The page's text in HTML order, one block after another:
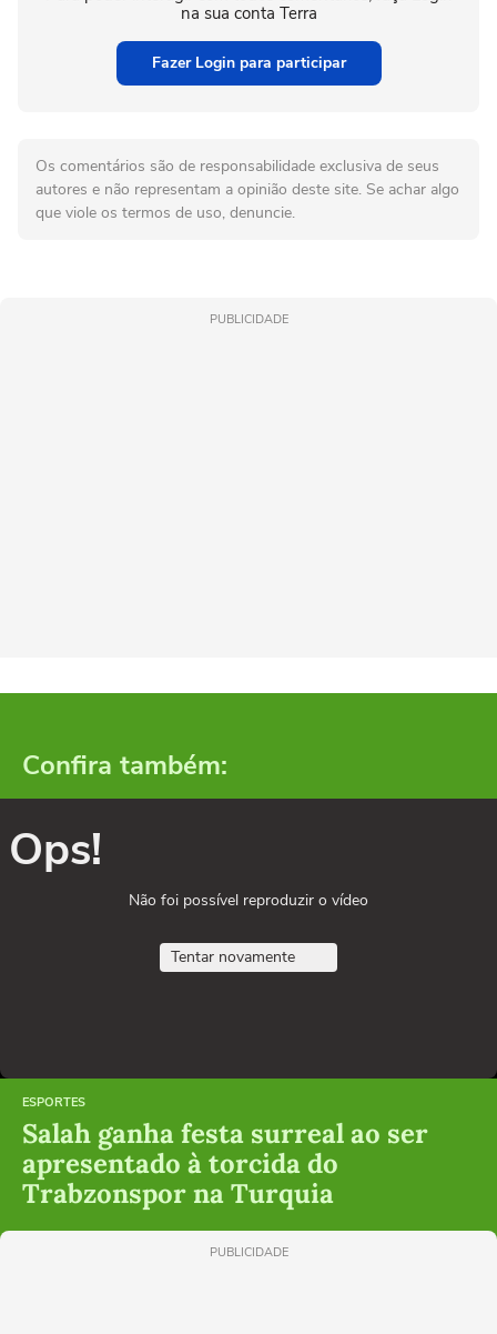
na sua conta Terra
Fazer Login para participar
Os comentários são de responsabilidade exclusiva de seus
autores e não representam a opinião deste site. Se achar algo
que viole os termos de uso, denuncie.
PUBLICIDADE
Confira também:
Ops!
Não foi possível reproduzir o vídeo
Tentar novamente
ESPORTES
Salah ganha festa surreal ao ser
apresentado à torcida do
Trabzonspor na Turquia
PUBLICIDADE